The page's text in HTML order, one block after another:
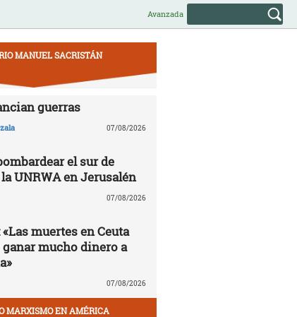
Avanzada
MANUEL SACRISTÁN
guerras
07/08/2026
el sur de
UNRWA en Jerusalén
07/08/2026
muertes en Ceuta
mucho dinero a
07/08/2026
MARXISMO EN AMÉRICA